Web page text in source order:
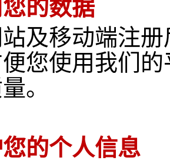
的数据
及移动端注
您使用我们
。
的个人信息